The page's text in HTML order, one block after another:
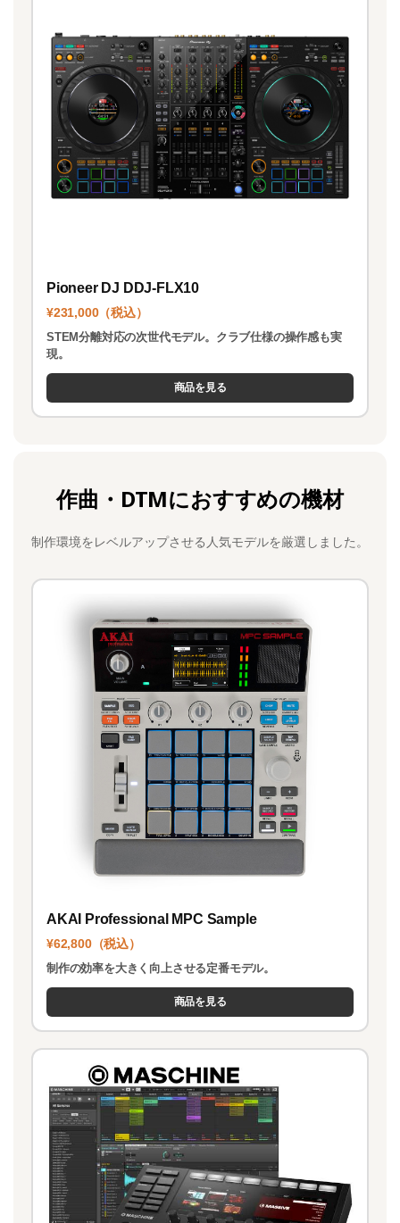
Pioneer DJ DDJ-FLX10
¥231,000（税込）
STEM分離対応の次世代モデル。クラブ仕様の操作感も実
現。
商品を見る
作曲・DTMにおすすめの機材
制作環境をレベルアップさせる人気モデルを厳選しました。
AKAI Professional MPC Sample
¥62,800（税込）
制作の効率を大きく向上させる定番モデル。
商品を見る